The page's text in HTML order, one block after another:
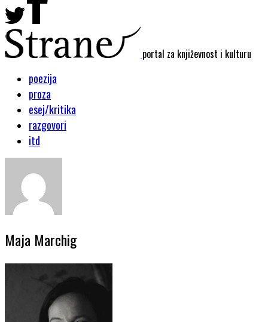
portal za književnost i kulturu
poezija
proza
esej/kritika
razgovori
itd
Maja Marchig